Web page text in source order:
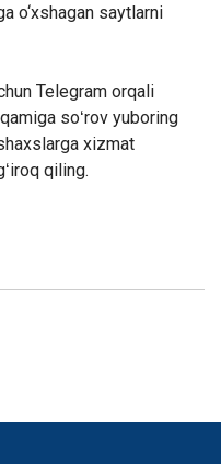
o‘xshagan saytlarni
Telegram orqali
soʻrov yuboring
xizmat
qiling.